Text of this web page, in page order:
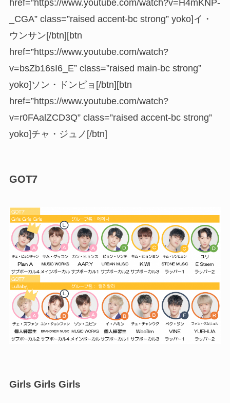
href=”https://www.youtube.com/watch?v=H4mKNP-
_CGA” class=”raised accent-bc strong” yoko]イ・
ウンサン[/btn][btn
href=”https://www.youtube.com/watch?
v=bsZb16sI6_E” class=”raised main-bc strong”
yoko]ソン・ドンピョ[/btn][btn
href=”https://www.youtube.com/watch?
v=r0FAalZCD3Q” class=”raised accent-bc strong”
yoko]チャ・ジュノ[/btn]
GOT7
Girls Girls Girls